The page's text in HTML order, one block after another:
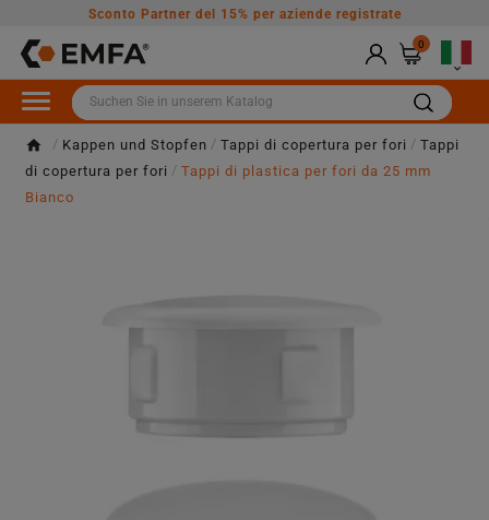
Sconto Partner del 15% per aziende registrate
0

Kappen und Stopfen Tappi di copertura per fori
Tappi
di copertura per fori
Tappi di plastica per fori da 25 mm
Bianco